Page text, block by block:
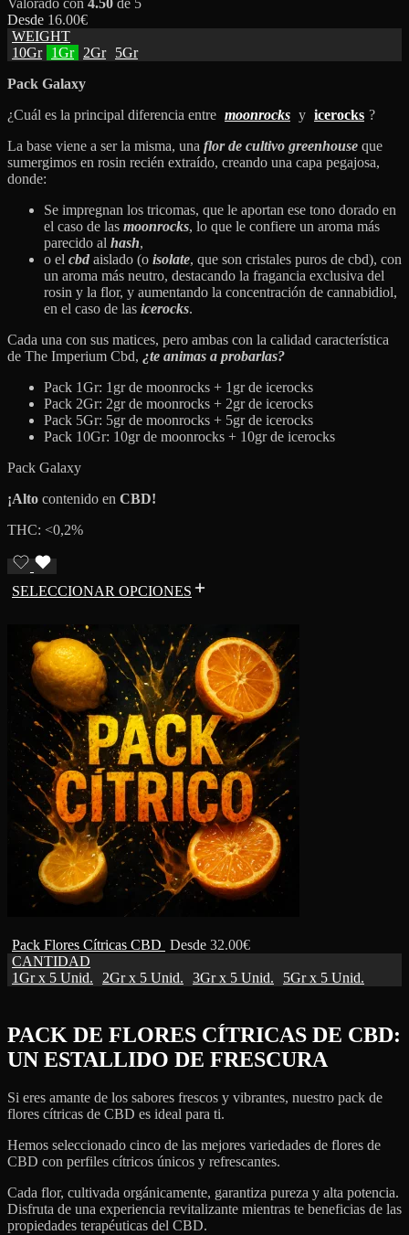
Desde 16.00€
WEIGHT
10Gr
1Gr 2Gr
5Gr
Pack Galaxy
¿Cuál es la principal diferencia entre moonrocks y icerocks ?
La base viene a ser la misma, una flor de cultivo greenhouse que
sumergimos en rosin recién extraído, creando una capa pegajosa,
donde:
Se impregnan los tricomas, que le aportan ese tono dorado en
el caso de las moonrocks, lo que le confiere un aroma más
parecido al hash,
o el cbd aislado (o isolate, que son cristales puros de cbd), con
un aroma más neutro, destacando la fragancia exclusiva del
rosin y la flor, y aumentando la concentración de cannabidiol,
en el caso de las icerocks.
Cada una con sus matices, pero ambas con la calidad característica
de The Imperium Cbd, ¿te animas a probarlas?
Pack 1Gr: 1gr de moonrocks + 1gr de icerocks
Pack 2Gr: 2gr de moonrocks + 2gr de icerocks
Pack 5Gr: 5gr de moonrocks + 5gr de icerocks
Pack 10Gr: 10gr de moonrocks + 10gr de icerocks
Pack Galaxy
¡Alto contenido en CBD!
THC: <0,2%
SELECCIONAR OPCIONES
Pack Flores Cítricas CBD Desde 32.00€
CANTIDAD
1Gr x 5 Unid.
2Gr x 5 Unid. 3Gr x 5 Unid. 5Gr x 5 Unid.
PACK DE FLORES CÍTRICAS DE CBD:
UN ESTALLIDO DE FRESCURA
Si eres amante de los sabores frescos y vibrantes, nuestro pack de
flores cítricas de CBD es ideal para ti.
Hemos seleccionado cinco de las mejores variedades de flores de
CBD con perfiles cítricos únicos y refrescantes.
Cada flor, cultivada orgánicamente, garantiza pureza y alta potencia.
Disfruta de una experiencia revitalizante mientras te beneficias de las
propiedades terapéuticas del CBD.